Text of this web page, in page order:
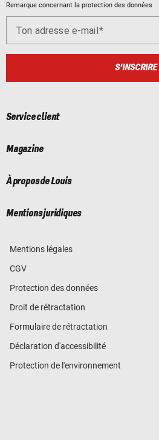
Remarque concernant la protection des données
Ton adresse e-mail
S'INSCRIRE
Service client
Magazine
À propos de Louis
Mentions juridiques
Mentions légales
CGV
Protection des données
Droit de rétractation
Formulaire de rétractation
Déclaration d'accessibilité
Protection de l'environnement